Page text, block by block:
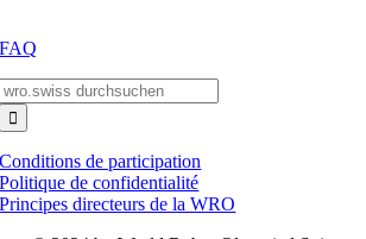
FAQ
Conditions de participation
Politique de confidentialité
Principes directeurs de la WRO